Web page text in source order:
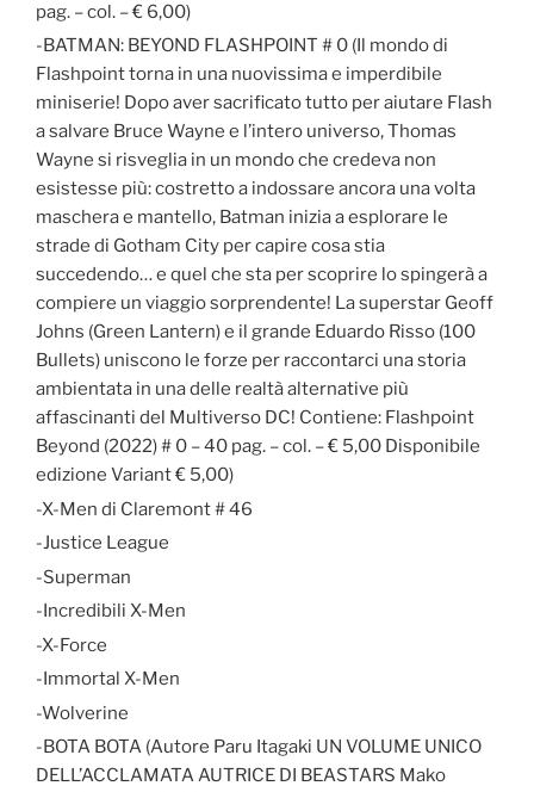
pag. – col. – € 6,00)
-BATMAN: BEYOND FLASHPOINT # 0 (Il mondo di
Flashpoint torna in una nuovissima e imperdibile
miniserie! Dopo aver sacrificato tutto per aiutare Flash
a salvare Bruce Wayne e l’intero universo, Thomas
Wayne si risveglia in un mondo che credeva non
esistesse più: costretto a indossare ancora una volta
maschera e mantello, Batman inizia a esplorare le
strade di Gotham City per capire cosa stia
succedendo… e quel che sta per scoprire lo spingerà a
compiere un viaggio sorprendente! La superstar Geoff
Johns (Green Lantern) e il grande Eduardo Risso (100
Bullets) uniscono le forze per raccontarci una storia
ambientata in una delle realtà alternative più
affascinanti del Multiverso DC! Contiene: Flashpoint
Beyond (2022) # 0 – 40 pag. – col. – € 5,00 Disponibile
edizione Variant € 5,00)
-X-Men di Claremont # 46
-Justice League
-Superman
-Incredibili X-Men
-X-Force
-Immortal X-Men
-Wolverine
-BOTA BOTA (Autore Paru Itagaki UN VOLUME UNICO
DELL’ACCLAMATA AUTRICE DI BEASTARS Mako